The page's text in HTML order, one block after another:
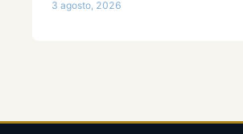
3 agosto, 2026